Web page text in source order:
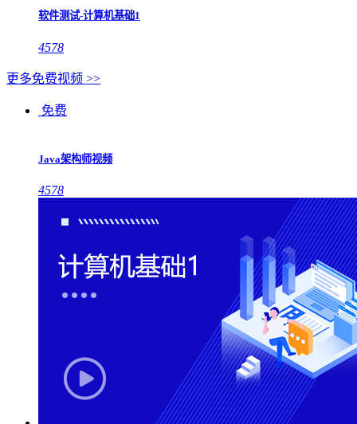
软件测试-计算机基础1
4578
更多免费视频 >>
免费
Java架构师视频
4578